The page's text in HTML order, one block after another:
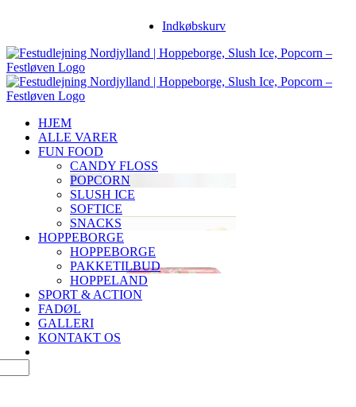
Indkøbskurv
HJEM
ALLE VARER
FUN FOOD
CANDY FLOSS
POPCORN
SLUSH ICE
SOFTICE
SNACKS
HOPPEBORGE
HOPPEBORGE
PAKKETILBUD
HOPPELAND
SPORT & ACTION
FADØL
GALLERI
KONTAKT OS